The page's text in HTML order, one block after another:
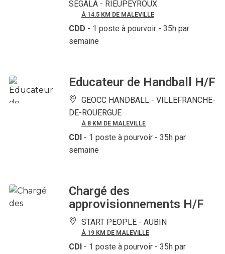
SÉGALA - RIEUPEYROUX
À 14.5 KM DE MALEVILLE
CDD - 1 poste à pourvoir - 35h par
semaine
Educateur de Handball H/F
GEOCC HANDBALL - VILLEFRANCHE-
DE-ROUERGUE
À 8 KM DE MALEVILLE
CDI - 1 poste à pourvoir - 35h par
semaine
Chargé des
approvisionnements H/F
START PEOPLE - AUBIN
À 19 KM DE MALEVILLE
CDI - 1 poste à pourvoir - 35h par